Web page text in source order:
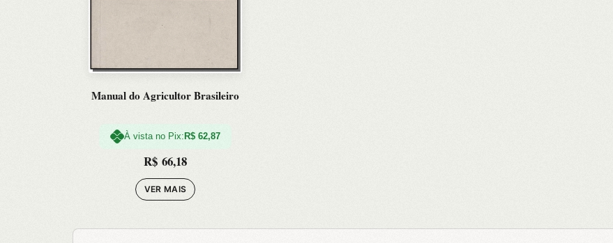
Manual do Agricultor Brasileiro
À vista no Pix:R$ 62,87
R$ 66,18
VER MAIS